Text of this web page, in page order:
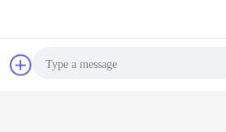
チャット